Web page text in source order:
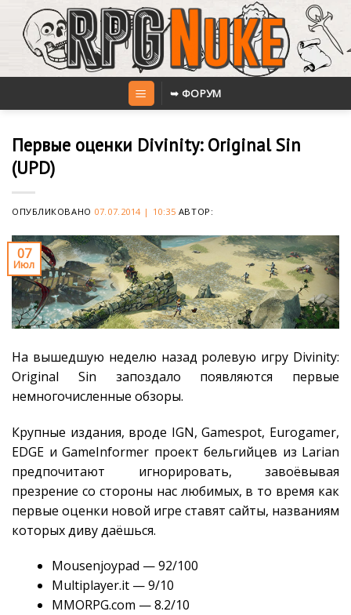
content
➥ ФОРУМ
Первые оценки Divinity: Original Sin
(UPD)
ОПУБЛИКОВАНО 07.07.2014 | 10:35 АВТОР:
07
Июл
На вышедшую неделю назад ролевую игру Divinity:
Original Sin запоздало появляются первые
немногочисленные обзоры.
Крупные издания, вроде IGN, Gamespot, Eurogamer,
EDGE и GameInformer проект бельгийцев из Larian
предпочитают игнорировать, завоёвывая
презрение со стороны нас любимых, в то время как
первые оценки новой игре ставят сайты, названиям
которых диву даёшься.
Mousenjoypad — 92/100
Multiplayer.it — 9/10
MMORPG.com — 8.2/10